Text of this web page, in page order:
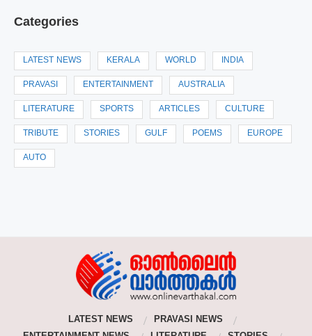
Categories
LATEST NEWS KERALA WORLD INDIA
PRAVASI ENTERTAINMENT AUSTRALIA
LITERATURE SPORTS ARTICLES CULTURE
TRIBUTE STORIES GULF POEMS EUROPE
AUTO
LATEST NEWS
PRAVASI NEWS